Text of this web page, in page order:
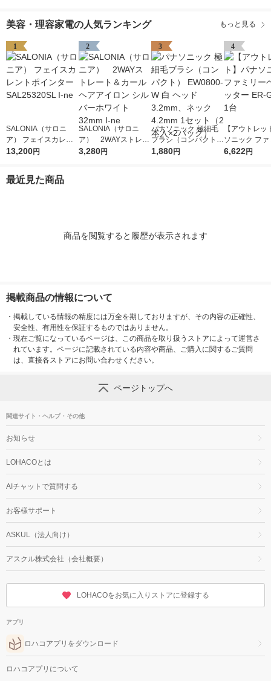
美容・理容家電の人気ランキング もっと見る
1
SALONIA（サロニ
ア） フェイスカレン
トポインター SAL253
13,200円
2
SALONIA（サロニ
ア） 2WAYストレー
ト＆カールヘアアイロ
3,280円
3
パナソニック 極細毛
ブラシ（コンパクト）
EW0800-W 白 ヘッド
1,880円
4
【アウトレッ
ソニック フ
ヘアカッター
6,622円
最近見た商品
商品を閲覧すると履歴が表示されます
掲載商品の情報について
・ 掲載している情報の精度には万全を期しておりますが、その内容の正確性、
安全性、有用性を保証するものではありません。
・ 現在ご覧になっているページは、この商品を取り扱うストアによって運営さ
れています。ページに記載されている内容や商品、ご購入に関するご質問
は、直接各ストアにお問い合わせください。
ページトップへ
関連サイト・ヘルプ・その他
お知らせ
LOHACOとは
AIチャットで質問する
お客様サポート
ASKUL（法人向け）
アスクル株式会社（会社概要）
LOHACOをお気に入りストアに登録する
アプリ
ロハコアプリをダウンロード
ロハコアプリについて